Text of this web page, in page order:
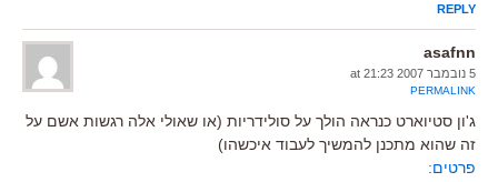
REPLY
asafnn
5 נובמבר 2007 at 21:23
PERMALINK
ג'ון סטיוארט כנראה הולך על סולידריות (או שאולי אלה רגשות אשם על
זה שהוא מתכנן להמשיך לעבוד איכשהו)
פרטים: